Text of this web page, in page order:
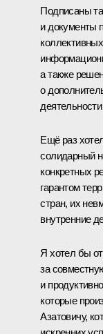
Подписаны
и документы
а также
о
Ещё раз
солидарный
конкретных
гарантом
стран, их
внутренние
Я хотел бы
за
и
которые
Азатовичу,